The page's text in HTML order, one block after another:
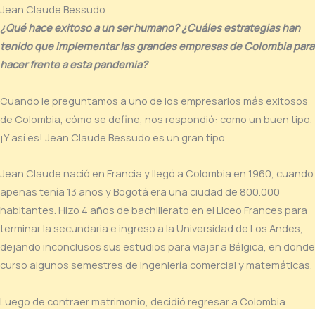
Jean Claude Bessudo
¿Qué hace exitoso a un ser humano? ¿Cuáles estrategias han
tenido que implementar las grandes empresas de Colombia para
hacer frente a esta pandemia?
Cuando le preguntamos a uno de los empresarios más exitosos
de Colombia, cómo se define, nos respondió: como un buen tipo.
¡Y así es! Jean Claude Bessudo es un gran tipo.
Jean Claude nació en Francia y llegó a Colombia en 1960, cuando
apenas tenía 13 años y Bogotá era una ciudad de 800.000
habitantes. Hizo 4 años de bachillerato en el Liceo Frances para
terminar la secundaria e ingreso a la Universidad de Los Andes,
dejando inconclusos sus estudios para viajar a Bélgica, en donde
curso algunos semestres de ingeniería comercial y matemáticas.
Luego de contraer matrimonio, decidió regresar a Colombia.